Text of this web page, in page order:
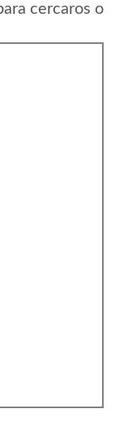
cercaros o